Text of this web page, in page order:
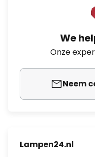
We
Onze
Neem
Lampen24.nl